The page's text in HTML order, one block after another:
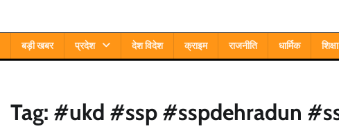
बड़ी खबर प्रदेश देश विदेश क्राइम राजनीति धार्मिक शिक्षा
Tag: #ukd #ssp #sspdehradun